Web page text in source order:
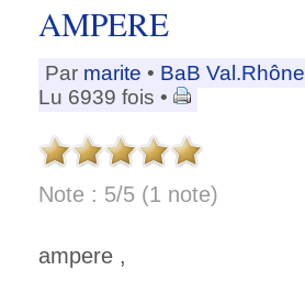
AMPERE
Par marite • BaB Val.Rhône
Lu 6939 fois •
Note : 5/5 (1 note)
ampere ,